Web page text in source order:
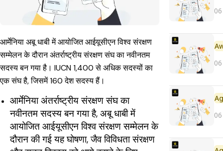
आर्मेनिया अबू धाबी में आयोजित आईयूसीएन विश्व संरक्षण
सम्मेलन के दौरान अंतर्राष्ट्रीय संरक्षण संघ का नवीनतम
सदस्य बन गया है। IUCN 1,400 से अधिक सदस्यों का
एक संघ है, जिसमें 160 देश सदस्य हैं।
आर्मेनिया अंतर्राष्ट्रीय संरक्षण संघ का
नवीनतम सदस्य बन गया है, अबू धाबी में
आयोजित आईयूसीएन विश्व संरक्षण सम्मेलन के
दौरान की गई यह घोषणा, जैव विविधता संरक्षण